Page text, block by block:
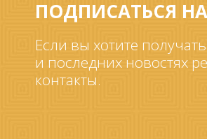
ПОДПИСАТЬСЯ
Если вы хотите
и последних новостях
контакты.